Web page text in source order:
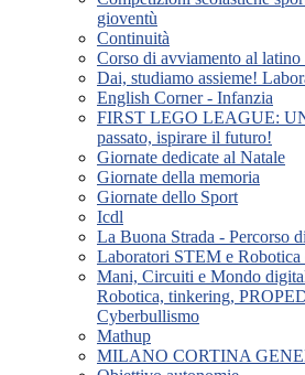
gioventù
Continuità
Corso di avviamento al latino
Dai, studiamo assieme!
English Corner - Infanzia
FIRST LEGO LEAGUE:
passato, ispirare il futuro!
Giornate dedicate al Natale
Giornate della memoria
Giornate dello Sport
Icdl
La Buona Strada - Percorso
Laboratori STEM e Robotica
Mani, Circuiti e Mondo
Robotica, tinkering,
Cyberbullismo
Mathup
MILANO CORTINA